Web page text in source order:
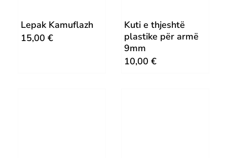
Lepak Kamuflazh
15,00 €
Kuti e thjeshtë
plastike për armë
9mm
10,00 €